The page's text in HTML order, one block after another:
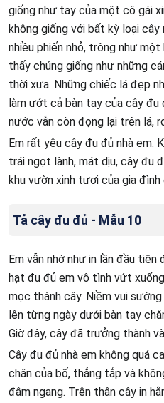
giống như tay của một cô gái
không giống với bất kỳ loại
nhiều phiến nhỏ, trông như
thấy chúng giống như những
thời xưa. Những chiếc lá đẹp
làm ướt cả bàn tay của cây đu
nước vẫn còn đọng lại trên lá,
Em rất yêu cây đu đủ nhà em.
trái ngọt lành, mát dịu, cây đu
khu vườn xinh tươi của gia đình
Tả cây đu đủ - Mẫu 10
Em vẫn nhớ như in lần đầu
hạt đu đủ em vô tình vứt
mọc thành cây. Niềm vui
lên từng ngày dưới bàn tay
Giờ đây, cây đã trưởng thành
Cây đu đủ nhà em không quá
chân của bố, thẳng tắp và
đâm ngang. Trên thân cây in